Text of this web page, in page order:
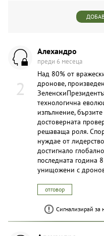
2
Алехандро
преди 6 месеца
Над 80% от
дронове,
технологична
изпълнение,
достоверната
решаваща роля.
нуждае от
достигнало
последната година
унищожени с
отговор
Сигнализирай за